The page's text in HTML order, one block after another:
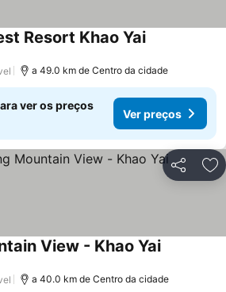
Resort Khao Yai
a 49.0 km de Centro da cidade
ver os preços
Ver preços
Partilhar
View - Khao Yai
a 40.0 km de Centro da cidade